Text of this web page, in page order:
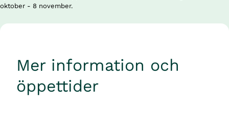
oktober - 8 november.
Mer information och
öppettider